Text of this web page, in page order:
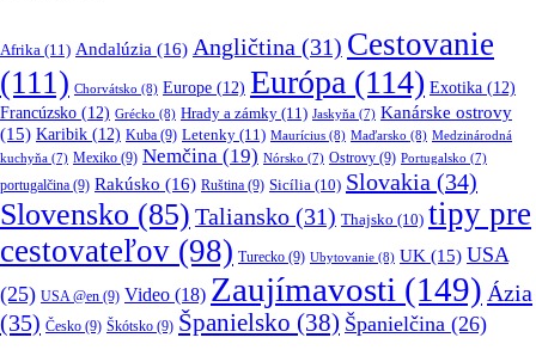
Afrika (11) Andalúzia (16) Angličtina (31) Cestovanie
(111) Chorvátsko (8) Europe (12) Európa (114) Exotika (12)
Francúzsko (12) Grécko (8) Hrady a zámky (11) Jaskyňa (7) Kanárske ostrovy
(15) Karibik (12) Kuba (9) Letenky (11) Maurícius (8) Maďarsko (8) Medzinárodná
kuchyňa (7) Mexiko (9) Nemčina (19) Nórsko (7) Ostrovy (9) Portugalsko (7)
portugalčina (9) Rakúsko (16) Ruština (9) Sicília (10) Slovakia (34)
Slovensko (85) Taliansko (31) Thajsko (10) tipy pre
cestovateľov (98) Turecko (9) Ubytovanie (8) UK (15) USA
(25) USA @en (9) Video (18) Zaujímavosti (149) Ázia
(35) Česko (9) Škótsko (9) Španielsko (38) Španielčina (26)